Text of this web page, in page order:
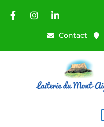
Contact